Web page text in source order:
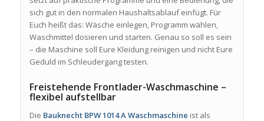
sich gut in den normalen Haushaltsablauf einfügt. Für
Euch heißt das: Wäsche einlegen, Programm wählen,
Waschmittel dosieren und starten. Genau so soll es sein
– die Maschine soll Eure Kleidung reinigen und nicht Eure
Geduld im Schleudergang testen.
Freistehende Frontlader-Waschmaschine –
flexibel aufstellbar
Die Bauknecht BPW 1014 A Waschmaschine ist als